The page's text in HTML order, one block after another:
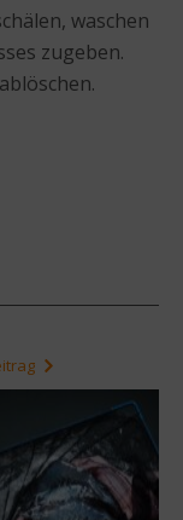
waschen
zugeben.